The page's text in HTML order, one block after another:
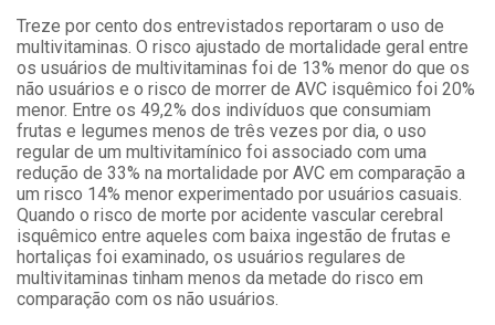
Treze por cento dos entrevistados reportaram o uso de
multivitaminas. O risco ajustado de mortalidade geral entre
os usuários de multivitaminas foi de 13% menor do que os
não usuários e o risco de morrer de AVC isquêmico foi 20%
menor. Entre os 49,2% dos indivíduos que consumiam
frutas e legumes menos de três vezes por dia, o uso
regular de um multivitamínico foi associado com uma
redução de 33% na mortalidade por AVC em comparação a
um risco 14% menor experimentado por usuários casuais.
Quando o risco de morte por acidente vascular cerebral
isquêmico entre aqueles com baixa ingestão de frutas e
hortaliças foi examinado, os usuários regulares de
multivitaminas tinham menos da metade do risco em
comparação com os não usuários.